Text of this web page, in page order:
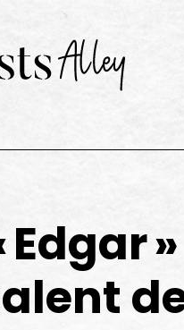
Edgar